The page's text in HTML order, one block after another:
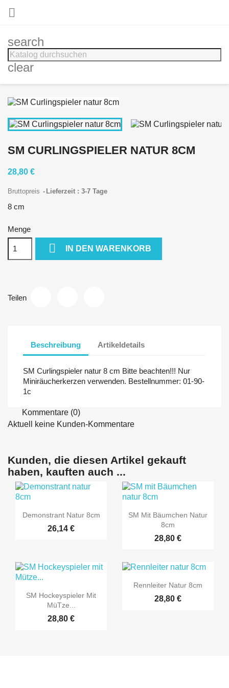

search
clear
SM CURLINGSPIELER NATUR 8CM
28,80 €
Bruttopreis Lieferzeit : 3-7 Tage
8 cm
Menge
 IN DEN WARENKORB
Teilen
Beschreibung Artikeldetails
SM Curlingspieler natur 8 cm Bitte beachten!!! Nur
Miniräucherkerzen verwenden. Bestellnummer: 01-90-
1c
Kommentare (0)
Aktuell keine Kunden-Kommentare
Kunden, die diesen Artikel gekauft
haben, kauften auch ...
 Vorschau
Demonstrant Natur 8cm
26,14 €
 Vorschau
SM Mit Bäumchen Natur
8cm
28,80 €
 Vorschau
SM Hockeyspieler Mit
Mütze...
28,80 €
 Vorschau
Rennleiter Natur 8cm
28,80 €